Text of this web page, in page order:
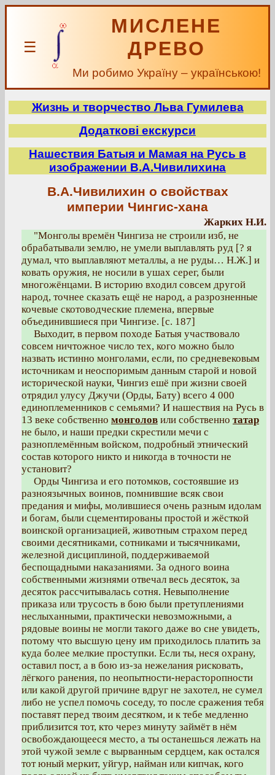
☰
МИСЛЕНЕ
ДРЕВО
Ми робимо Україну – українською!
Жизнь и творчество Льва Гумилева
Додаткові екскурси
Нашествия Батыя и Мамая на Русь в
изображении В.А.Чивилихина
В.А.Чивилихин о свойствах
империи Чингис-хана
Жарких Н.И.
"Монголы времён Чингиза не строили изб, не
обрабатывали землю, не умели выплавлять руд [? я
думал, что выплавляют металлы, а не руды… Н.Ж.] и
ковать оружия, не носили в ушах серег, были
многожёнцами. В историю входил совсем другой
народ, точнее сказать ещё не народ, а разрозненные
кочевые скотоводческие племена, впервые
объединившиеся при Чингизе. [с. 187]
Выходит, в первом походе Батыя участвовало
совсем ничтожное число тех, кого можно было
назвать истинно монголами, если, по средневековым
источникам и неоспоримым данным старой и новой
исторической науки, Чингиз ешё при жизни своей
отрядил улусу Джучи (Орды, Бату) всего 4 000
единоплеменников с семьями? И нашествия на Русь в
13 веке собственно монголов или собственно татар
не было, и наши предки скрестили мечи с
разноплемённым войском, подробный этнический
состав которого никто и никогда в точности не
установит?
Орды Чингиза и его потомков, состоявшие из
разноязычных воинов, помнившие всяк свои
предания и мифы, молившиеся очень разным идолам
и богам, были сцементированы простой и жёсткой
воинской организацией, животным страхом перед
своими десятниками, сотниками и тысячниками,
железной дисциплиной, поддерживаемой
беспощадными наказаниями. За одного воина
собственными жизнями отвечал весь десяток, за
десяток рассчитывалась сотня. Невыполнение
приказа или трусость в бою были претуплениями
неслыханными, практически невозможными, а
рядовые воины не могли такого даже во сне увидеть,
потому что высшую цену им приходилось платить за
куда более мелкие проступки. Если ты, неся охрану,
оставил пост, а в бою из-за нежелания рисковать,
лёгкого ранения, по неопытности-нерасторопности
или какой другой причине вдруг не захотел, не сумел
либо не успел помочь соседу, то после сражения тебя
поставят перед твоим десятком, и к тебе медленно
приблизится тот, кто через минуту займёт в нём
освобождающееся место, а ты останешься лежать на
этой чужой земле с вырванным сердцем, как остался
тот юный меркит, уйгур, найман или кипчак, кого